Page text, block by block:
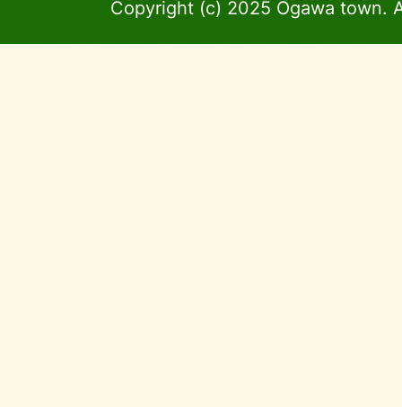
Copyright (c) 2025 Ogawa town.